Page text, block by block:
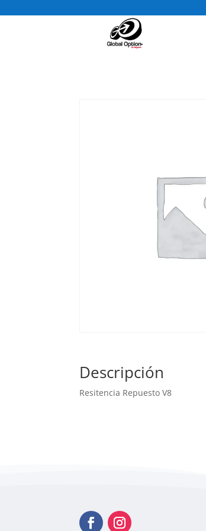
Descripción
Resitencia Repuesto V8